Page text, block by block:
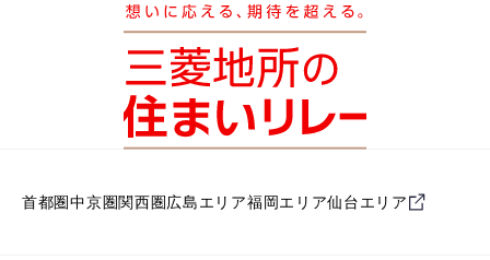
首都圏中京圏関西圏広島エリア福岡エリア仙台エリア